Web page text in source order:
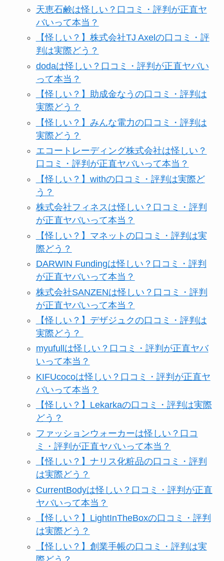
天恵石鹸は怪しい？口コミ・評判が正直ヤ
バいって本当？
【怪しい？】株式会社TJ Axelの口コミ・評
判は実際どう？
dodaは怪しい？口コミ・評判が正直ヤバい
って本当？
【怪しい？】助成金なうの口コミ・評判は
実際どう？
【怪しい？】みんな電力の口コミ・評判は
実際どう？
エコートレーディング株式会社は怪しい？
口コミ・評判が正直ヤバいって本当？
【怪しい？】withの口コミ・評判は実際ど
う？
株式会社フィネスは怪しい？口コミ・評判
が正直ヤバいって本当？
【怪しい？】マネットの口コミ・評判は実
際どう？
DARWIN Fundingは怪しい？口コミ・評判
が正直ヤバいって本当？
株式会社SANZENは怪しい？口コミ・評判
が正直ヤバいって本当？
【怪しい？】デザジュクの口コミ・評判は
実際どう？
myufullは怪しい？口コミ・評判が正直ヤバ
いって本当？
KIFUcocoは怪しい？口コミ・評判が正直ヤ
バいって本当？
【怪しい？】Lekarkaの口コミ・評判は実際
どう？
ファッションウォーカーは怪しい？口コ
ミ・評判が正直ヤバいって本当？
【怪しい？】ナリス化粧品の口コミ・評判
は実際どう？
CurrentBodyは怪しい？口コミ・評判が正直
ヤバいって本当？
【怪しい？】LightInTheBoxの口コミ・評判
は実際どう？
【怪しい？】創業手帳の口コミ・評判は実